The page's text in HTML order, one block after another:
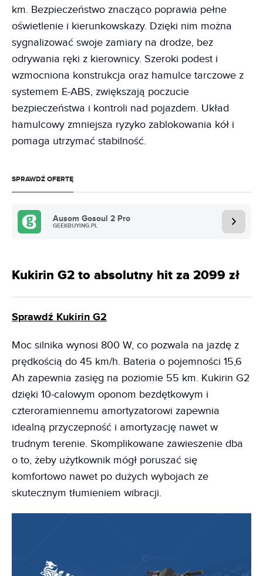
km. Bezpieczeństwo znacząco poprawia pełne
oświetlenie i kierunkowskazy. Dzięki nim można
sygnalizować swoje zamiary na drodze, bez
odrywania ręki z kierownicy. Szeroki podest i
wzmocniona konstrukcja oraz hamulce tarczowe z
systemem E-ABS, zwiększają poczucie
bezpieczeństwa i kontroli nad pojazdem. Układ
hamulcowy zmniejsza ryzyko zablokowania kół i
pomaga utrzymać stabilność.
SPRAWDŹ OFERTĘ
Ausom Gosoul 2 Pro
GEEKBUYING.PL
Kukirin G2 to absolutny hit za 2099 zł
Sprawdź Kukirin G2
Moc silnika wynosi 800 W, co pozwala na jazdę z
prędkością do 45 km/h. Bateria o pojemności 15,6
Ah zapewnia zasięg na poziomie 55 km. Kukirin G2
dzięki 10-calowym oponom bezdętkowym i
czteroramiennemu amortyzatorowi zapewnia
idealną przyczepność i amortyzację nawet w
trudnym terenie. Skomplikowane zawieszenie dba
o to, żeby użytkownik mógł poruszać się
komfortowo nawet po dużych wybojach ze
skutecznym tłumieniem wibracji.